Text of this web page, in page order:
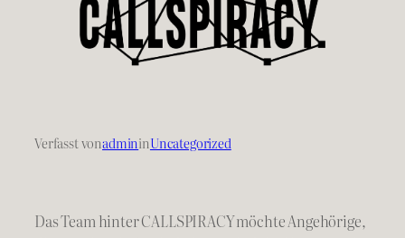
Verfasst vonadmininUncategorized
Das Team hinter CALLSPIRACY möchte Angehörige,